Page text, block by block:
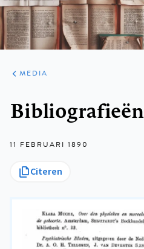
ARTIKELEN
VARIA
MEDIA
Bibliografieën
11 FEBRUARI 1890
Citeren